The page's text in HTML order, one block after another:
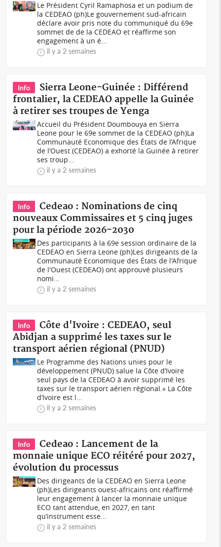
Le Président Cyril Ramaphosa et un podium de
la CEDEAO (ph)Le gouvernement sud-africain
déclare avoir pris note du communiqué du 69e
sommet de de la CEDEAO et réaffirme son
engagement à un é...
il y a 2 semaines
Info
Sierra Leone-Guinée : Différend
frontalier, la CEDEAO appelle la Guinée
à retirer ses troupes de Yenga
Accueil du Président Doumbouya en Sierra
Leone pour le 69e sommet de la CEDEAO (ph)La
Communauté Economique des États de l’Afrique
de l’Ouest (CEDEAO) a exhorté la Guinée à retirer
ses troup...
il y a 2 semaines
Info
Cedeao : Nominations de cinq
nouveaux Commissaires et 5 cinq juges
pour la période 2026-2030
Des participants à la 69e session ordinaire de la
CEDEAO en Sierra Leone (ph)Les dirigeants de la
Communauté Economique des États de l'Afrique
de l'Ouest (CEDEAO) ont approuvé plusieurs
nomi...
il y a 2 semaines
Info
Côte d'Ivoire : CEDEAO, seul
Abidjan a supprimé les taxes sur le
transport aérien régional (PNUD)
Le Programme des Nations unies pour le
développement (PNUD) salue la Côte d’Ivoire
seul pays de la CEDEAO à avoir supprimé les
taxes sur le transport aérien régional.« La Côte
d’Ivoire est l...
il y a 2 semaines
Info
Cedeao : Lancement de la
monnaie unique ECO réitéré pour 2027,
évolution du processus
Des dirigeants de la CEDEAO en Sierra Leone
(ph)Les dirigeants ouest-africains ont réaffirmé
leur engagement à lancer la monnaie unique
ECO tant attendue, en 2027, en tant
qu’instrument esse...
il y a 2 semaines